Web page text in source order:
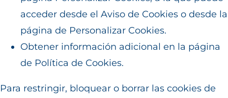
acceder desde el Aviso de Cookies o desde la
página de Personalizar Cookies.
Obtener información adicional en la página
de Política de Cookies.
Para restringir, bloquear o borrar las cookies de